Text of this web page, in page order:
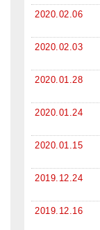
LINEお友だち登録
お客様の声
ブログ
2020.02.06
2020.02.03
2020.01.28
2020.01.24
2020.01.15
2019.12.24
2019.12.16